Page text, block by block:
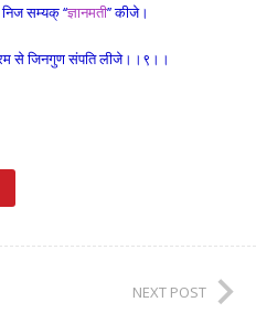
सम्यक् ‘‘ज्ञानमती’’ कीजे।
से जिनगुण संपति लीजे।।९।।
NEXT POST